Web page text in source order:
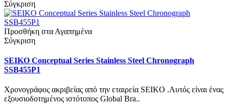
Σύγκριση
Προσθήκη στα Αγαπημένα
Σύγκριση
SEIKO Conceptual Series Stainless Steel Chronograph
SSB455P1
Χρονογράφος ακριβείας από την εταιρεία SEIKO .Αυτός είναι ένας
εξουσιοδοτημένος ιστότοπος Global Bra..